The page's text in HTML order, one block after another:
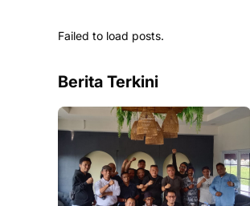
Failed to load posts.
Berita Terkini